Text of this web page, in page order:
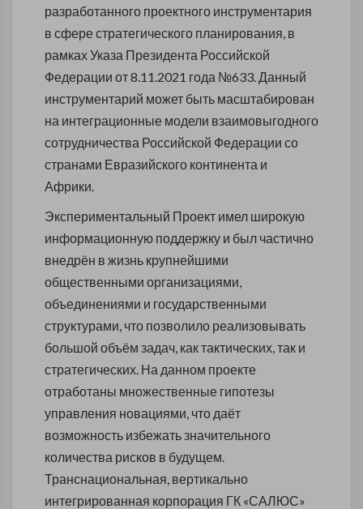
разработанного проектного инструментария
в сфере стратегического планирования, в
рамках Указа Президента Российской
Федерации от 8.11.2021 года №633. Данный
инструментарий может быть масштабирован
на интеграционные модели взаимовыгодного
сотрудничества Российской Федерации со
странами Евразийского континента и
Африки.
Экспериментальный Проект имел широкую
информационную поддержку и был частично
внедрён в жизнь крупнейшими
общественными организациями,
объединениями и государственными
структурами, что позволило реализовывать
большой объём задач, как тактических, так и
стратегических. На данном проекте
отработаны множественные гипотезы
управления новациями, что даёт
возможность избежать значительного
количества рисков в будущем.
Транснациональная, вертикально
интегрированная корпорация ГК «САЛЮС»